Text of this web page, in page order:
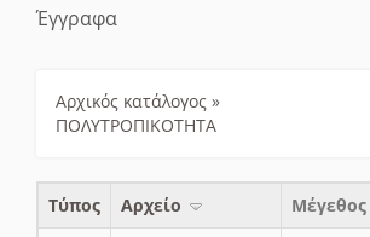
Έγγραφα
Αρχικός κατάλογος »
ΠΟΛΥΤΡΟΠΙΚΟΤΗΤΑ
Τύπος Aρχείο Μέγεθος